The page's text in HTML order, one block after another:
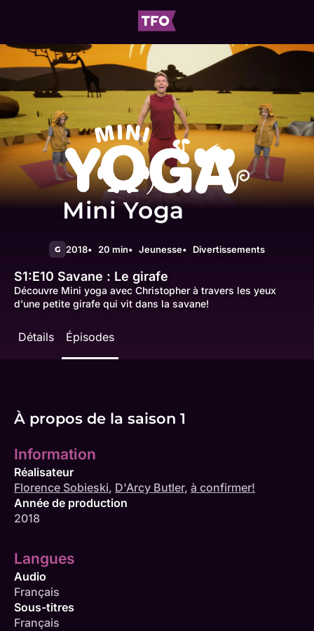
Mini Yoga
G 2018 20 min Jeunesse Divertissements
S1:E10 Savane : Le girafe
Découvre Mini yoga avec Christopher à travers les yeux
d'une petite girafe qui vit dans la savane!
Détails Épisodes
À propos de la saison 1
Information
Réalisateur
Florence Sobieski, D'Arcy Butler, à confirmer!
Année de production
2018
Langues
Audio
Français
Sous-titres
Français